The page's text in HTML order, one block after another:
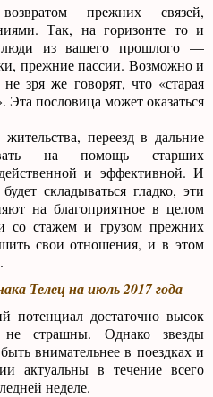
прежних связей,
Так, на горизонте то и
люди из вашего прошлого —
прежние пассии. Возможно и
зря же говорят, что «старая
Эта пословица может оказаться
переезд в дальние
на помощь старших
и эффективной. И
складываться гладко, эти
на благоприятное в целом
со стажем и грузом прежних
свои отношения, и в этом
Телец на июль 2017 года
потенциал достаточно высок
не страшны. Однако звезды
внимательнее в поездках и
актуальны в течение всего
неделе.